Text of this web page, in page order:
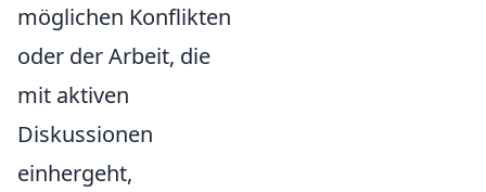
möglichen Konflikten
oder der Arbeit, die
mit aktiven
Diskussionen
einhergeht,